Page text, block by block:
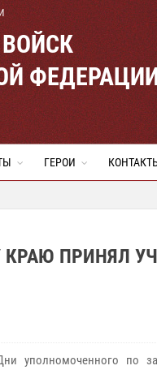
ГЕРОИ
КРАЮ ПРИНЯЛ
уполномоченного по